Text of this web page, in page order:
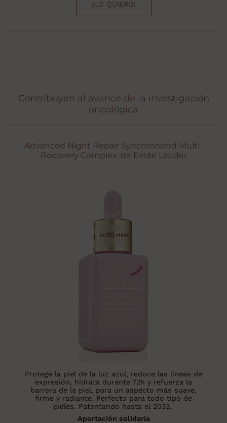
¡LO QUIERO!
Contribuyen al avance de la investigación
oncológica
Advanced Night Repair Synchronized Multi-
Recovery Complex, de Estée Lauder
Protege la piel de la luz azul, reduce las líneas de
expresión, hidrata durante 72h y refuerza la
barrera de la piel, para un aspecto más suave,
firme y radiante. Perfecto para todo tipo de
pieles. Patentando hasta el 2033.
Aportación solidaria